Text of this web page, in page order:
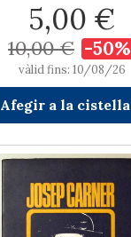
5,00 €
10,00 € -50%
vàlid fins: 10/08/26
Afegir a la cistella